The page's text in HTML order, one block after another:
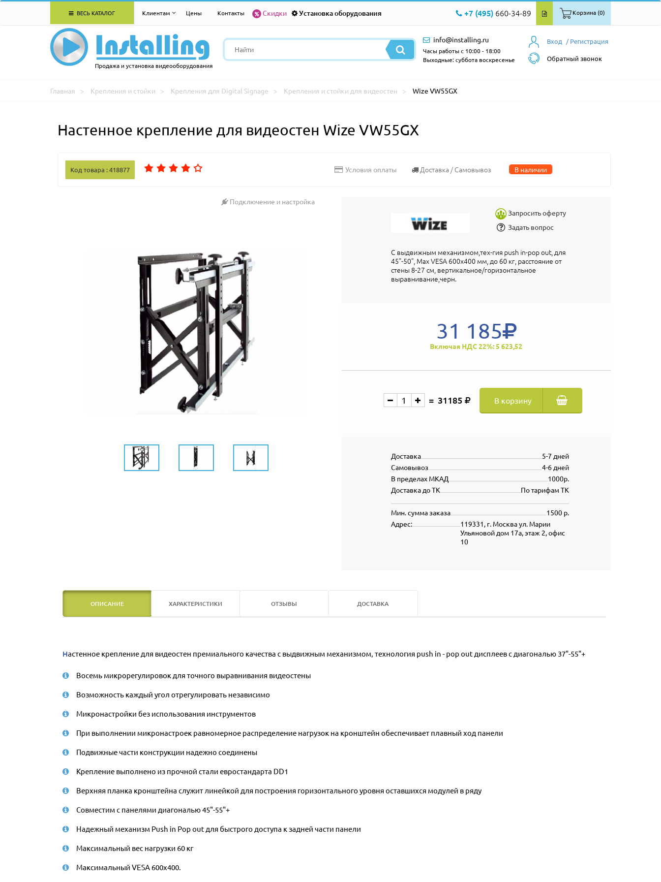
ВЕСЬ КАТАЛОГ Клиентам Цены Контакты Скидки Установка оборудования +7 (495) 660-34-89 Корзина (0)
Продажа и установка видеооборудования
Вход / Регистрация
Обратный звонок
info@installing.ru
Часы работы с 10:00 - 18:00
Выходные: суббота воскресенье
Главная Крепления и стойки Крепления для Digital Signage Крепления и стойки для видеостен Wize VW55GX
Настенное крепление для видеостен Wize VW55GX
Код товара : 418877 Условия оплаты Доставка / Самовывоз В наличии
Подключение и настройка
Запросить оферту
Задать вопрос
С выдвижным механизмом,тех-гия push in-pop out, для
45"-50", Max VESA 600x400 мм, до 60 кг, расстояние от
стены 8-27 см, вертикальное/горизонтальное
выравнивание,черн.
31 185
Включая НДС 22%: 5 623,52
31185 В корзину
5-7 дней
Доставка
4-6 дней
Самовывоз
1000р.
В пределах МКАД
По тарифам ТК
Доставка до ТК
1500 р.
Мин. сумма заказа
119331, г. Москва ул. Марии
Ульяновой дом 17а, этаж 2, офис
10
Адрес:
ОПИСАНИЕ ХАРАКТЕРИСТИКИ ОТЗЫВЫ ДОСТАВКА
Настенное крепление для видеостен премиального качества с выдвижным механизмом, технология push in - pop out дисплеев с диагональю 37"-55"+
Восемь микрорегулировок для точного выравнивания видеостены
Возможность каждый угол отрегулировать независимо
Микронастройки без использования инструментов
При выполнении микронастроек равномерное распределение нагрузок на кронштейн обеспечивает плавный ход панели
Подвижные части конструкции надежно соединены
Крепление выполнено из прочной стали евростандарта DD1
Верхняя планка кронштейна служит линейкой для построения горизонтального уровня оставшихся модулей в ряду
Совместим с панелями диагональю 45"-55"+
Надежный механизм Push in Pop out для быстрого доступа к задней части панели
Максимальный вес нагрузки 60 кг
Максимальный VESA 600x400.